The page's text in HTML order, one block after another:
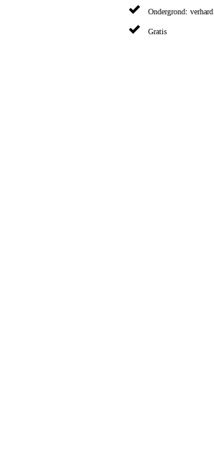
Ondergrond: verhard
Gratis